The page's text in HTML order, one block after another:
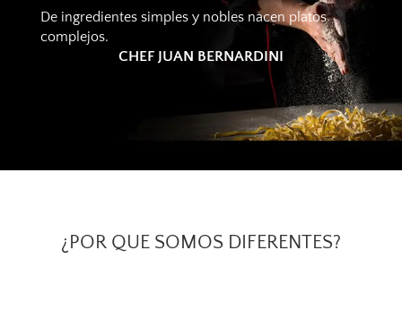
De ingredientes simples y nobles nacen platos
complejos.
CHEF JUAN BERNARDINI
¿POR QUE SOMOS DIFERENTES?